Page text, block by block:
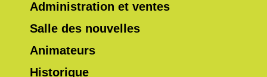
Administration et ventes
Salle des nouvelles
Animateurs
Historique